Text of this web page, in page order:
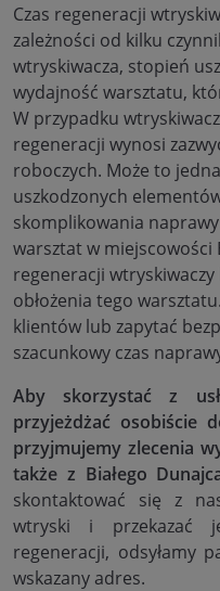
Czas regeneracji
zależności od kilku
wtryskiwacza, stopień
wydajność warsztatu,
W przypadku
regeneracji wynosi
roboczych. Może to
uszkodzonych
skomplikowania
warsztat w miejscowości
regeneracji wtryskiwaczy
obłożenia tego
klientów lub zapytać
szacunkowy czas
Aby skorzystać z
przyjeżdżać osobiście
przyjmujemy zlecenia
także z Białego
skontaktować się z
wtryski i przekazać
regeneracji, odsyłamy
wskazany adres.